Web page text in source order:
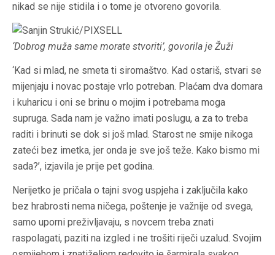
nikad se nije stidila i o tome je otvoreno govorila.
‘Dobrog muža same morate stvoriti’, govorila je Žuži
‘Kad si mlad, ne smeta ti siromaštvo. Kad ostariš, stvari se
mijenjaju i novac postaje vrlo potreban. Plaćam dva domara
i kuharicu i oni se brinu o mojim i potrebama moga
supruga. Sada nam je važno imati poslugu, a za to treba
raditi i brinuti se dok si još mlad. Starost ne smije nikoga
zateći bez imetka, jer onda je sve još teže. Kako bismo mi
sada?’, izjavila je prije pet godina.
Nerijetko je pričala o tajni svog uspjeha i zaključila kako
bez hrabrosti nema ničega, poštenje je važnije od svega,
samo uporni preživljavaju, s novcem treba znati
raspolagati, paziti na izgled i ne trošiti riječi uzalud. Svojim